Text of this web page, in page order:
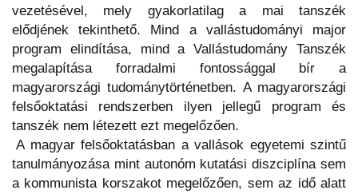
vezetésével, mely gyakorlatilag a mai tanszék
elődjének tekinthető. Mind a vallástudományi major
program elindítása, mind a Vallástudomány Tanszék
megalapítása forradalmi fontossággal bír a
magyarországi tudománytörténetben. A magyarországi
felsőoktatási rendszerben ilyen jellegű program és
tanszék nem létezett ezt megelőzően.
A magyar felsőoktatásban a vallások egyetemi szintű
tanulmányozása mint autonóm kutatási diszciplína sem
a kommunista korszakot megelőzően, sem az idő alatt